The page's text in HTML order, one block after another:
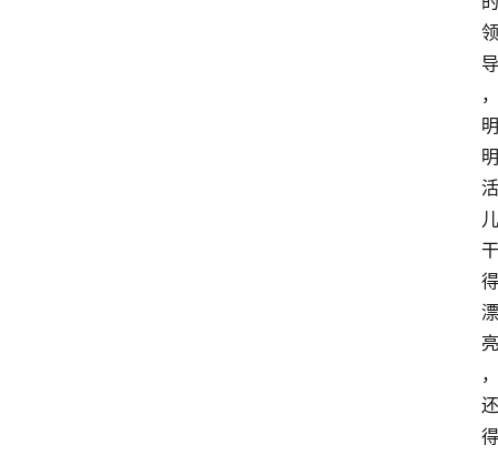
领
导
，
明
明
活
儿
干
得
漂
亮
，
还
得